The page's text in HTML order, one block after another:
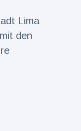
Lima
den